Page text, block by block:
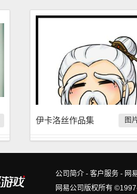
图
伊卡洛丝作品集
公司简介 - 客户服务 - 网
网易公司版权所有